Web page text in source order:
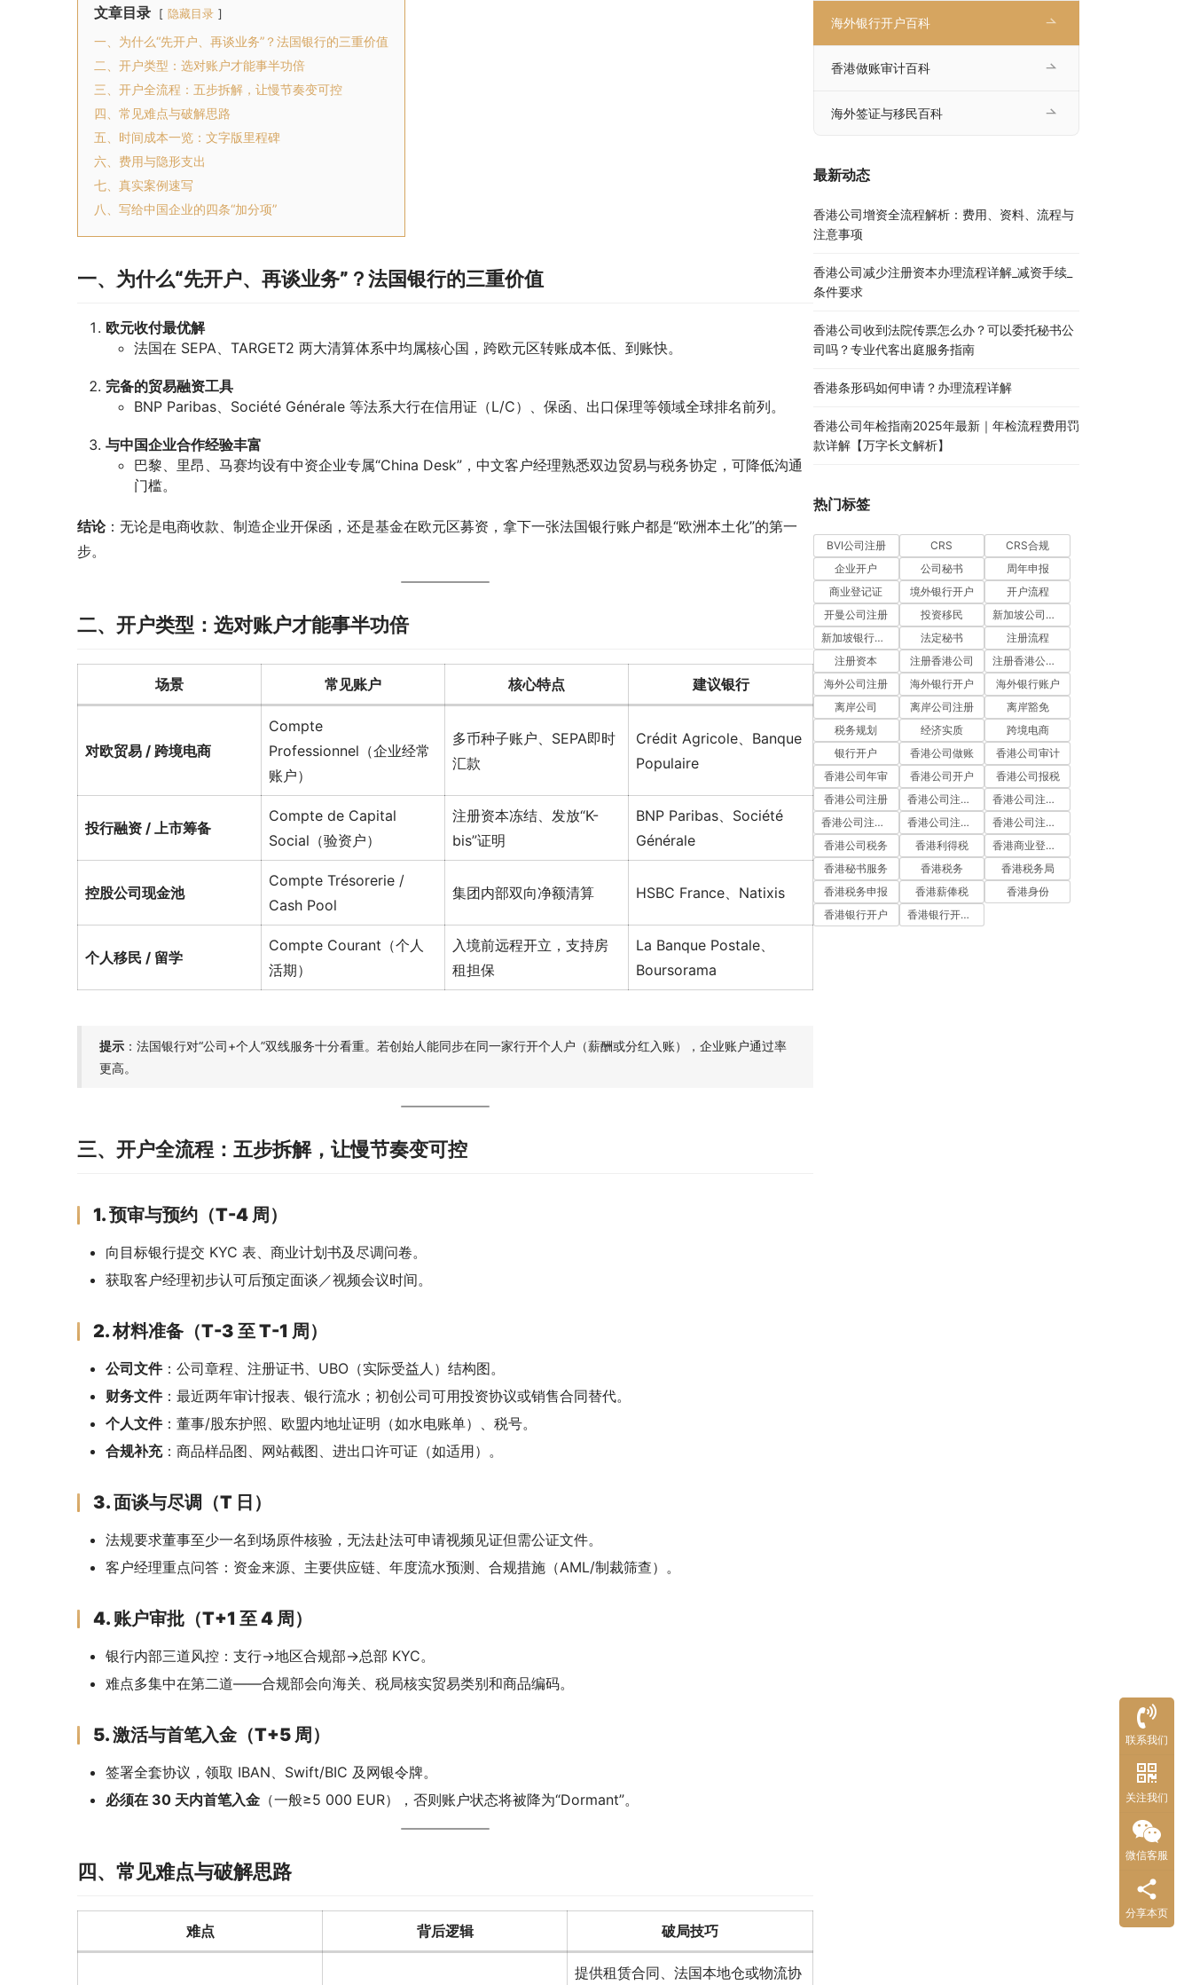
文章目录 隐藏目录
一、为什么“先开户、再谈业务”？法国银行的三重价值
二、开户类型：选对账户才能事半功倍
三、开户全流程：五步拆解，让慢节奏变可控
四、常见难点与破解思路
五、时间成本一览：文字版里程碑
六、费用与隐形支出
七、真实案例速写
八、写给中国企业的四条“加分项”
一、为什么“先开户、再谈业务”？法国银行的三重价值
欧元收付最优解
法国在 SEPA、TARGET2 两大清算体系中均属核心国，跨欧元区转账成本低、到账快。
完备的贸易融资工具
BNP Paribas、Société Générale 等法系大行在信用证（L/C）、保函、出口保理等领域全球排名前列。
与中国企业合作经验丰富
巴黎、里昂、马赛均设有中资企业专属“China Desk”，中文客户经理熟悉双边贸易与税务协定，可降低沟通
门槛。
结论：无论是电商收款、制造企业开保函，还是基金在欧元区募资，拿下一张法国银行账户都是“欧洲本土化”的第一
步。
二、开户类型：选对账户才能事半功倍
场景 常见账户 核心特点 建议银行
对欧贸易 / 跨境电商
Compte
Professionnel（企业经常
账户）
多币种子账户、SEPA即时
汇款
Crédit Agricole、Banque
Populaire
投行融资 / 上市筹备
Compte de Capital
Social（验资户）
注册资本冻结、发放“K-
bis”证明
BNP Paribas、Société
Générale
控股公司现金池
Compte Trésorerie /
Cash Pool
集团内部双向净额清算 HSBC France、Natixis
个人移民 / 留学
Compte Courant（个人
活期）
入境前远程开立，支持房
租担保
La Banque Postale、
Boursorama
提示 ：法国银行对“公司+个人”双线服务十分看重。若创始人能同步在同一家行开个人户（薪酬或分红入账），企业账户通过率
更高。
三、开户全流程：五步拆解，让慢节奏变可控
1. 预审与预约（T-4 周）
向目标银行提交 KYC 表、商业计划书及尽调问卷。
获取客户经理初步认可后预定面谈／视频会议时间。
2. 材料准备（T-3 至 T-1 周）
公司文件：公司章程、注册证书、UBO（实际受益人）结构图。
财务文件：最近两年审计报表、银行流水；初创公司可用投资协议或销售合同替代。
个人文件：董事/股东护照、欧盟内地址证明（如水电账单）、税号。
合规补充：商品样品图、网站截图、进出口许可证（如适用）。
3. 面谈与尽调（T 日）
法规要求董事至少一名到场原件核验，无法赴法可申请视频见证但需公证文件。
客户经理重点问答：资金来源、主要供应链、年度流水预测、合规措施（AML/制裁筛查）。
4. 账户审批（T+1 至 4 周）
银行内部三道风控：支行→地区合规部→总部 KYC。
难点多集中在第二道——合规部会向海关、税局核实贸易类别和商品编码。
5. 激活与首笔入金（T+5 周）
签署全套协议，领取 IBAN、Swift/BIC 及网银令牌。
必须在 30 天内首笔入金 （一般≥5 000 EUR），否则账户状态将被降为“Dormant”。
四、常见难点与破解思路
难点 背后逻辑 破局技巧
提供租赁合同、法国本地仓或物流协
海外银行开户百科
香港做账审计百科
海外签证与移民百科
最新动态
香港公司增资全流程解析：费用、资料、流程与
注意事项
香港公司减少注册资本办理流程详解_减资手续_
条件要求
香港公司收到法院传票怎么办？可以委托秘书公
司吗？专业代客出庭服务指南
香港条形码如何申请？办理流程详解
香港公司年检指南2025年最新｜年检流程费用罚
款详解【万字长文解析】
热门标签
BVI公司注册 CRS
CRS合规
企业开户
公司秘书
周年申报
商业登记证
境外银行开户
开户流程
开曼公司注册
投资移民
新加坡公司注册
新加坡银行开户
法定秘书
注册流程
注册资本
注册香港公司
注册香港公司流程
海外公司注册
海外银行开户
海外银行账户
离岸公司
离岸公司注册
离岸豁免
税务规划
经济实质
跨境电商
银行开户
香港公司做账
香港公司审计
香港公司年审
香港公司开户
香港公司报税
香港公司注册
香港公司注册代办
香港公司注册处
香港公司注册流程
香港公司注册费用
香港公司注册资料
香港公司税务
香港利得税
香港商业登记证
香港秘书服务
香港税务
香港税务局
香港税务申报
香港薪俸税
香港身份
香港银行开户
香港银行开户流程
联系我们
关注我们
微信客服
分享本页